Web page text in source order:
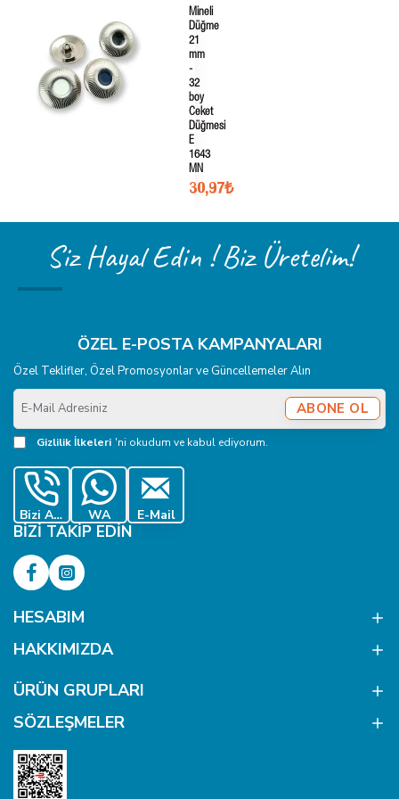
Mineli
Düğme
21
mm
-
32
boy
Ceket
Düğmesi
E
1643
MN
30,97₺
Siz Hayal Edin ! Biz Üretelim!
ÖZEL E-POSTA KAMPANYALARI
Özel Teklifler, Özel Promosyonlar ve Güncellemeler Alın
E-
Mail
Adresiniz
ABONE OL
Gizlilik İlkeleri 'ni okudum ve kabul ediyorum.
Bizi Ara WA E-Mail
BIZI TAKIP EDIN
HESABIM
HAKKIMIZDA
ÜRÜN GRUPLARI
SÖZLEŞMELER